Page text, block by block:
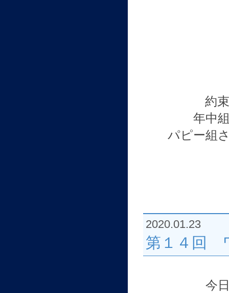
約
年中
パピー組
2020.01.23
第１４回
今